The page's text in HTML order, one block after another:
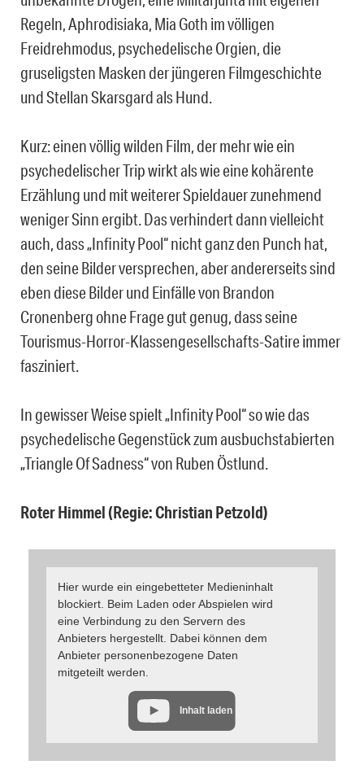
Regeln, Aphrodisiaka, Mia Goth im völligen
Freidrehmodus, psychedelische Orgien, die
gruseligsten Masken der jüngeren Filmgeschichte
und Stellan Skarsgard als Hund.
Kurz: einen völlig wilden Film, der mehr wie ein
psychedelischer Trip wirkt als wie eine kohärente
Erzählung und mit weiterer Spieldauer zunehmend
weniger Sinn ergibt. Das verhindert dann vielleicht
auch, dass „Infinity Pool“ nicht ganz den Punch hat,
den seine Bilder versprechen, aber andererseits sind
eben diese Bilder und Einfälle von Brandon
Cronenberg ohne Frage gut genug, dass seine
Tourismus-Horror-Klassengesellschafts-Satire immer
fasziniert.
In gewisser Weise spielt „Infinity Pool“ so wie das
psychedelische Gegenstück zum ausbuchstabierten
„Triangle Of Sadness“ von Ruben Östlund.
Roter Himmel (Regie: Christian Petzold)
Hier wurde ein eingebetteter Medieninhalt
blockiert. Beim Laden oder Abspielen wird
eine Verbindung zu den Servern des
Anbieters hergestellt. Dabei können dem
Anbieter personenbezogene Daten
mitgeteilt werden.
Inhalt laden